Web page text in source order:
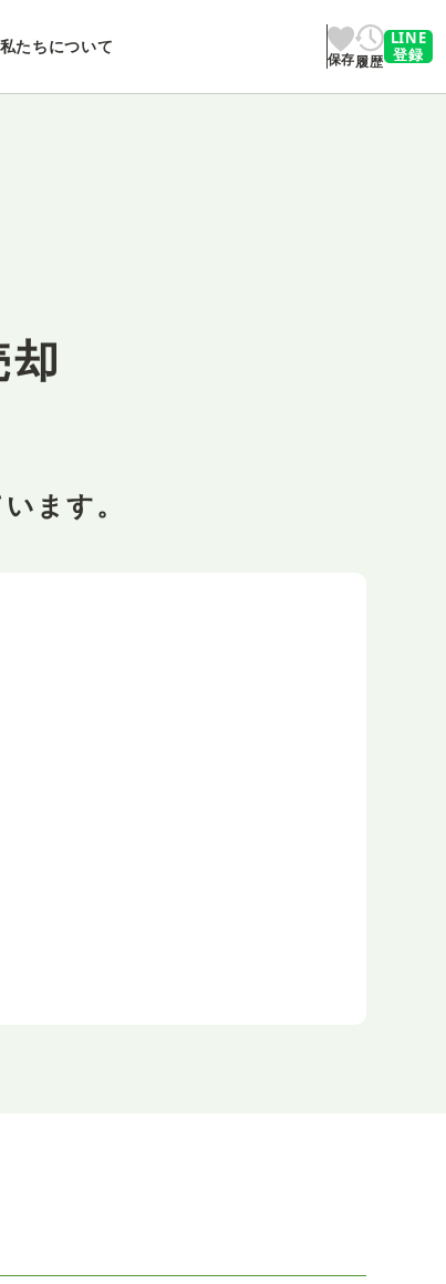
私たちについて
保存履歴
LINE
登録
ます。